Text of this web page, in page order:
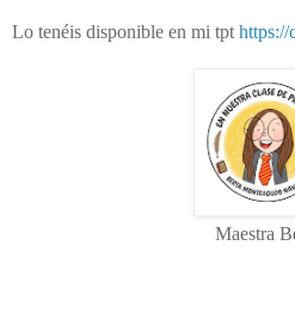
Lo tenéis disponible en mi tpt
Maestra